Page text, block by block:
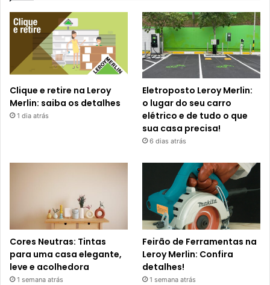
Clique e retire na Leroy
Merlin: saiba os detalhes
1 dia atrás
Eletroposto Leroy Merlin:
o lugar do seu carro
elétrico e de tudo o que
sua casa precisa!
6 dias atrás
Cores Neutras: Tintas
para uma casa elegante,
leve e acolhedora
1 semana atrás
Feirão de Ferramentas na
Leroy Merlin: Confira
detalhes!
1 semana atrás